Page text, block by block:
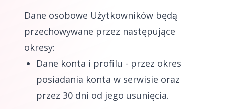
Dane osobowe Użytkowników będą
przechowywane przez następujące
okresy:
Dane konta i profilu - przez okres
posiadania konta w serwisie oraz
przez 30 dni od jego usunięcia.